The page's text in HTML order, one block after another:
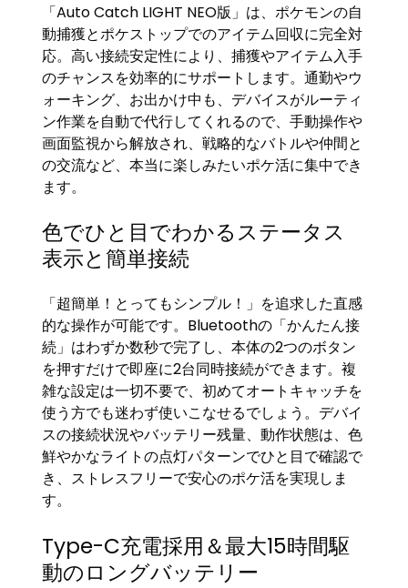
「Auto Catch LIGHT NEO版」は、ポケモンの自
動捕獲とポケストップでのアイテム回収に完全対
応。高い接続安定性により、捕獲やアイテム入手
のチャンスを効率的にサポートします。通勤やウ
ォーキング、お出かけ中も、デバイスがルーティ
ン作業を自動で代行してくれるので、手動操作や
画面監視から解放され、戦略的なバトルや仲間と
の交流など、本当に楽しみたいポケ活に集中でき
ます。
色でひと目でわかるステータス
表示と簡単接続
「超簡単！とってもシンプル！」を追求した直感
的な操作が可能です。Bluetoothの「かんたん接
続」はわずか数秒で完了し、本体の2つのボタン
を押すだけで即座に2台同時接続ができます。複
雑な設定は一切不要で、初めてオートキャッチを
使う方でも迷わず使いこなせるでしょう。デバイ
スの接続状況やバッテリー残量、動作状態は、色
鮮やかなライトの点灯パターンでひと目で確認で
き、ストレスフリーで安心のポケ活を実現しま
す。
Type-C充電採用＆最大15時間駆
動のロングバッテリー